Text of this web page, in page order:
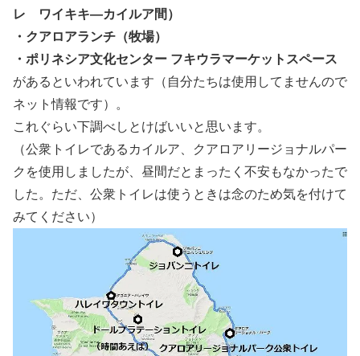
レ ワイキキ―カイルア間）
・クアロアランチ（牧場）
・ポリネシア文化センター フキウラマーケットスペース
があるといわれています（自分たちは使用してませんので
ネット情報です）。
これぐらい下調べしとけばいいと思います。
（公衆トイレであるカイルア、クアロアリージョナルパー
クを使用しましたが、昼間だとまったく不安もなかったで
した。ただ、公衆トイレは使うときは念のため気を付けて
みてください）